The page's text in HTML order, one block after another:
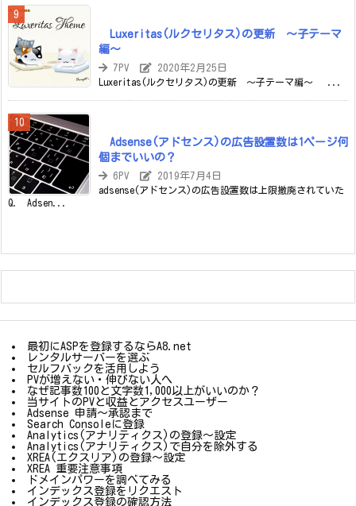
Luxeritas(ルクセリタス)の更新 ～子テーマ
編～
7PV 2020年2月25日
Luxeritas(ルクセリタス)の更新 ～子テーマ編～ ...
Adsense(アドセンス)の広告設置数は1ページ何
個までいいの？
6PV 2019年7月4日
adsense(アドセンス)の広告設置数は上限撤廃されていた
Q. Adsen...
最初にASPを登録するならA8.net
レンタルサーバーを選ぶ
セルフバックを活用しよう
PVが増えない・伸びない人へ
なぜ記事数100と文字数1,000以上がいいのか？
当サイトのPVと収益とアクセスユーザー
Adsense 申請～承認まで
Search Consoleに登録
Analytics(アナリティクス)の登録～設定
Analytics(アナリティクス)で自分を除外する
XREA(エクスリア)の登録～設定
XREA 重要注意事項
ドメインパワーを調べてみる
インデックス登録をリクエスト
インデックス登録の確認方法